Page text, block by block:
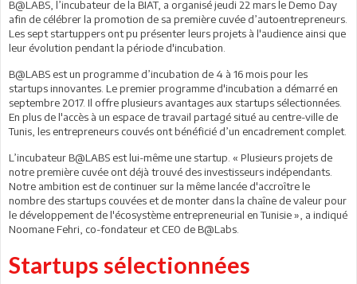
B@LABS, l’incubateur de la BIAT, a organisé jeudi 22 mars le Demo Day
afin de célébrer la promotion de sa première cuvée d’autoentrepreneurs.
Les sept startuppers ont pu présenter leurs projets à l'audience ainsi que
leur évolution pendant la période d'incubation.
B@LABS est un programme d’incubation de 4 à 16 mois pour les
startups innovantes. Le premier programme d'incubation a démarré en
septembre 2017. Il offre plusieurs avantages aux startups sélectionnées.
En plus de l'accès à un espace de travail partagé situé au centre-ville de
Tunis, les entrepreneurs couvés ont bénéficié d’un encadrement complet.
L’incubateur B@LABS est lui-même une startup. « Plusieurs projets de
notre première cuvée ont déjà trouvé des investisseurs indépendants.
Notre ambition est de continuer sur la même lancée d'accroître le
nombre des startups couvées et de monter dans la chaîne de valeur pour
le développement de l'écosystème entrepreneurial en Tunisie », a indiqué
Noomane Fehri, co-fondateur et CE0 de B@Labs.
Startups sélectionnées